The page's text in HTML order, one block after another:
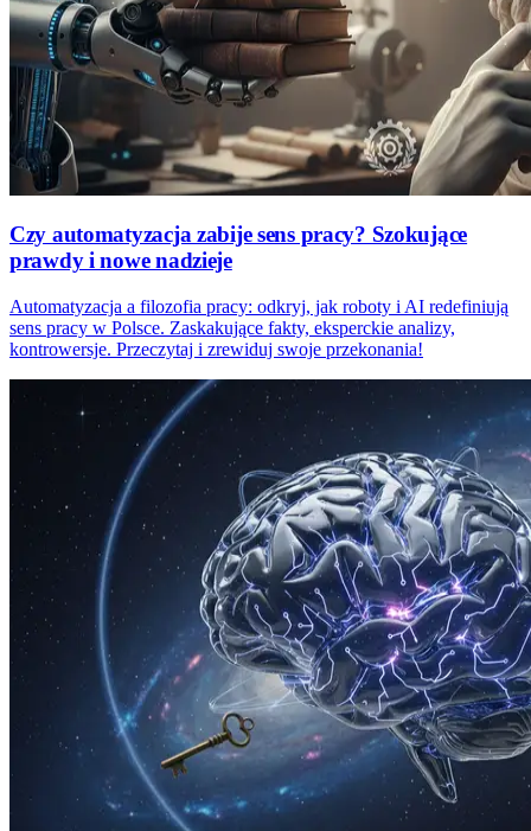
Czy automatyzacja zabije sens pracy? Szokujące
prawdy i nowe nadzieje
Automatyzacja a filozofia pracy: odkryj, jak roboty i AI redefiniują
sens pracy w Polsce. Zaskakujące fakty, eksperckie analizy,
kontrowersje. Przeczytaj i zrewiduj swoje przekonania!